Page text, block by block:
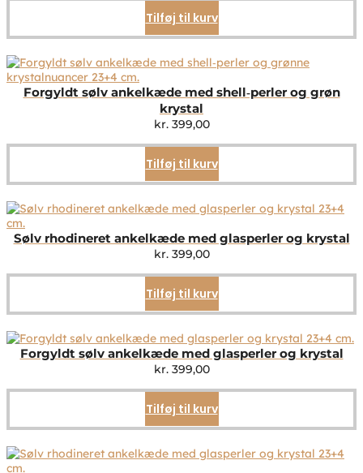
Tilføj til kurv
Forgyldt sølv ankelkæde med shell‑perler og grøn
krystal
kr.399,00
Tilføj til kurv
Sølv rhodineret ankelkæde med glasperler og krystal
kr.399,00
Tilføj til kurv
Forgyldt sølv ankelkæde med glasperler og krystal
kr.399,00
Tilføj til kurv